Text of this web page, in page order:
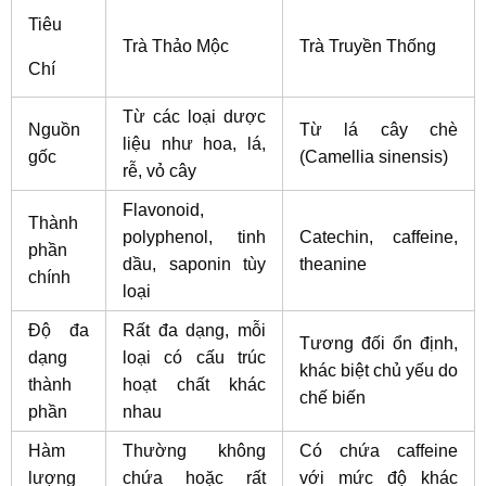
Tiêu
Chí
Trà Thảo Mộc Trà Truyền Thống
Nguồn
gốc
Từ các loại dược
liệu như hoa, lá,
rễ, vỏ cây
Từ lá cây chè
(Camellia sinensis)
Thành
phần
chính
Flavonoid,
polyphenol, tinh
dầu, saponin tùy
loại
Catechin, caffeine,
theanine
Độ đa
dạng
thành
phần
Rất đa dạng, mỗi
loại có cấu trúc
hoạt chất khác
nhau
Tương đối ổn định,
khác biệt chủ yếu do
chế biến
Hàm
lượng
Thường không
chứa hoặc rất
Có chứa caffeine
với mức độ khác